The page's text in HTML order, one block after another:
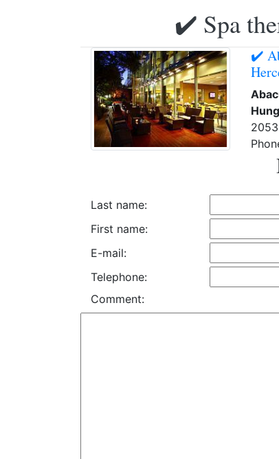
✔️ Spa
✔️
Last name:
First name:
E-mail:
Telephone:
Comment: